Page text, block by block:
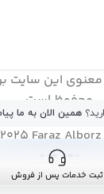
این ‌سایت
محفوظ است.
Faraz
reserved
ثبت خدمات پس از فروش
همین الان به ما